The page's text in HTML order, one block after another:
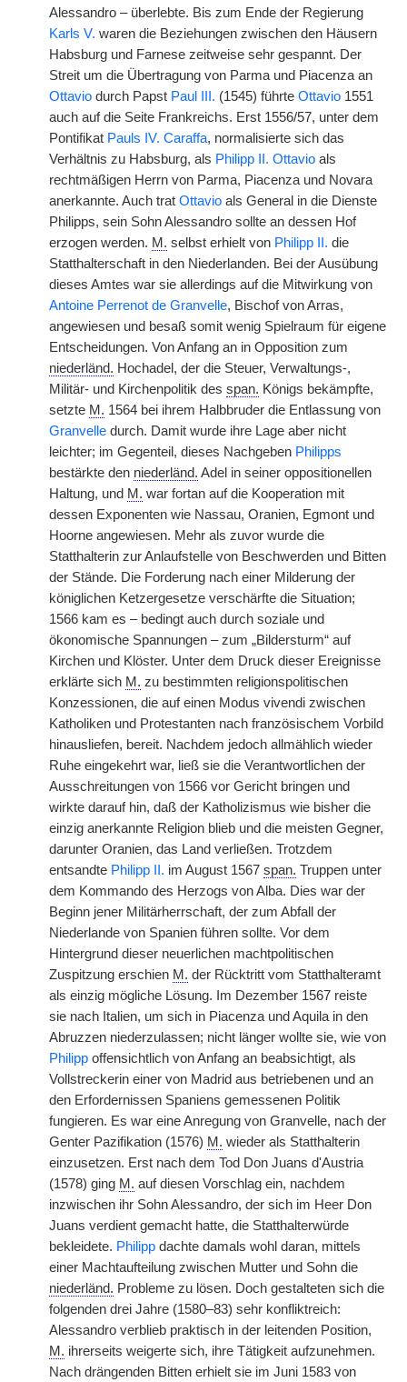
Alessandro – überlebte. Bis zum Ende der Regierung
Karls V. waren die Beziehungen zwischen den Häusern
Habsburg und Farnese zeitweise sehr gespannt. Der
Streit um die Übertragung von Parma und Piacenza an
Ottavio durch Papst Paul III. (1545) führte Ottavio 1551
auch auf die Seite Frankreichs. Erst 1556/57, unter dem
Pontifikat Pauls IV. Caraffa, normalisierte sich das
Verhältnis zu Habsburg, als Philipp II. Ottavio als
rechtmäßigen Herrn von Parma, Piacenza und Novara
anerkannte. Auch trat Ottavio als General in die Dienste
Philipps, sein Sohn Alessandro sollte an dessen Hof
erzogen werden. M. selbst erhielt von Philipp II. die
Statthalterschaft in den Niederlanden. Bei der Ausübung
dieses Amtes war sie allerdings auf die Mitwirkung von
Antoine Perrenot de Granvelle, Bischof von Arras,
angewiesen und besaß somit wenig Spielraum für eigene
Entscheidungen. Von Anfang an in Opposition zum
niederländ. Hochadel, der die Steuer, Verwaltungs-,
Militär- und Kirchenpolitik des span. Königs bekämpfte,
setzte M. 1564 bei ihrem Halbbruder die Entlassung von
Granvelle durch. Damit wurde ihre Lage aber nicht
leichter; im Gegenteil, dieses Nachgeben Philipps
bestärkte den niederländ. Adel in seiner oppositionellen
Haltung, und M. war fortan auf die Kooperation mit
dessen Exponenten wie Nassau, Oranien, Egmont und
Hoorne angewiesen. Mehr als zuvor wurde die
Statthalterin zur Anlaufstelle von Beschwerden und Bitten
der Stände. Die Forderung nach einer Milderung der
königlichen Ketzergesetze verschärfte die Situation;
1566 kam es – bedingt auch durch soziale und
ökonomische Spannungen – zum „Bildersturm“ auf
Kirchen und Klöster. Unter dem Druck dieser Ereignisse
erklärte sich M. zu bestimmten religionspolitischen
Konzessionen, die auf einen Modus vivendi zwischen
Katholiken und Protestanten nach französischem Vorbild
hinausliefen, bereit. Nachdem jedoch allmählich wieder
Ruhe eingekehrt war, ließ sie die Verantwortlichen der
Ausschreitungen von 1566 vor Gericht bringen und
wirkte darauf hin, daß der Katholizismus wie bisher die
einzig anerkannte Religion blieb und die meisten Gegner,
darunter Oranien, das Land verließen. Trotzdem
entsandte Philipp II. im August 1567 span. Truppen unter
dem Kommando des Herzogs von Alba. Dies war der
Beginn jener Militärherrschaft, der zum Abfall der
Niederlande von Spanien führen sollte. Vor dem
Hintergrund dieser neuerlichen machtpolitischen
Zuspitzung erschien M. der Rücktritt vom Statthalteramt
als einzig mögliche Lösung. Im Dezember 1567 reiste
sie nach Italien, um sich in Piacenza und Aquila in den
Abruzzen niederzulassen; nicht länger wollte sie, wie von
Philipp offensichtlich von Anfang an beabsichtigt, als
Vollstreckerin einer von Madrid aus betriebenen und an
den Erfordernissen Spaniens gemessenen Politik
fungieren. Es war eine Anregung von Granvelle, nach der
Genter Pazifikation (1576) M. wieder als Statthalterin
einzusetzen. Erst nach dem Tod Don Juans d'Austria
(1578) ging M. auf diesen Vorschlag ein, nachdem
inzwischen ihr Sohn Alessandro, der sich im Heer Don
Juans verdient gemacht hatte, die Statthalterwürde
bekleidete. Philipp dachte damals wohl daran, mittels
einer Machtaufteilung zwischen Mutter und Sohn die
niederländ. Probleme zu lösen. Doch gestalteten sich die
folgenden drei Jahre (1580–83) sehr konfliktreich:
Alessandro verblieb praktisch in der leitenden Position,
M. ihrerseits weigerte sich, ihre Tätigkeit aufzunehmen.
Nach drängenden Bitten erhielt sie im Juni 1583 von